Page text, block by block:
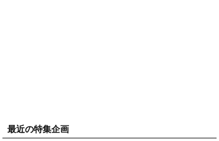
最近の特集企画